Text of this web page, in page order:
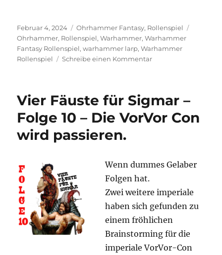
Veröffentlicht
am
Februar 4, 2024 Kategorien
Ohrhammer Fantasy, Rollenspiel
Ohrhammer, Rollenspiel,Warhammer,Warhammer
Fantasy Rollenspiel,warhammer larp,Warhammer
Rollenspiel
Schreibe einen Kommentarzu
Sigmar
Folge
vs
Vier Fäuste für Sigmar –
Folge 10 – Die VorVor Con
wird passieren.
Wenn dummes Gelaber
Folgen hat.
Zwei weitere imperiale
haben sich gefunden zu
einem fröhlichen
Brainstorming für die
imperiale VorVor-Con